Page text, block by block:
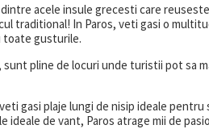
acele insule grecesti care
traditional! In Paros, veti gasi o
toate gusturile.
pline de locuri unde turistii pot sa
gasi plaje lungi de nisip ideale
de vant, Paros atrage mii de